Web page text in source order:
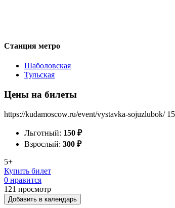
Станция метро
Шаболовская
Тульская
Цены на билеты
https://kudamoscow.ru/event/vystavka-sojuzlubok/
Льготный: 150 ₽
Взрослый: 300 ₽
5+
Купить билет
0 нравится
121 просмотр
Добавить в календарь